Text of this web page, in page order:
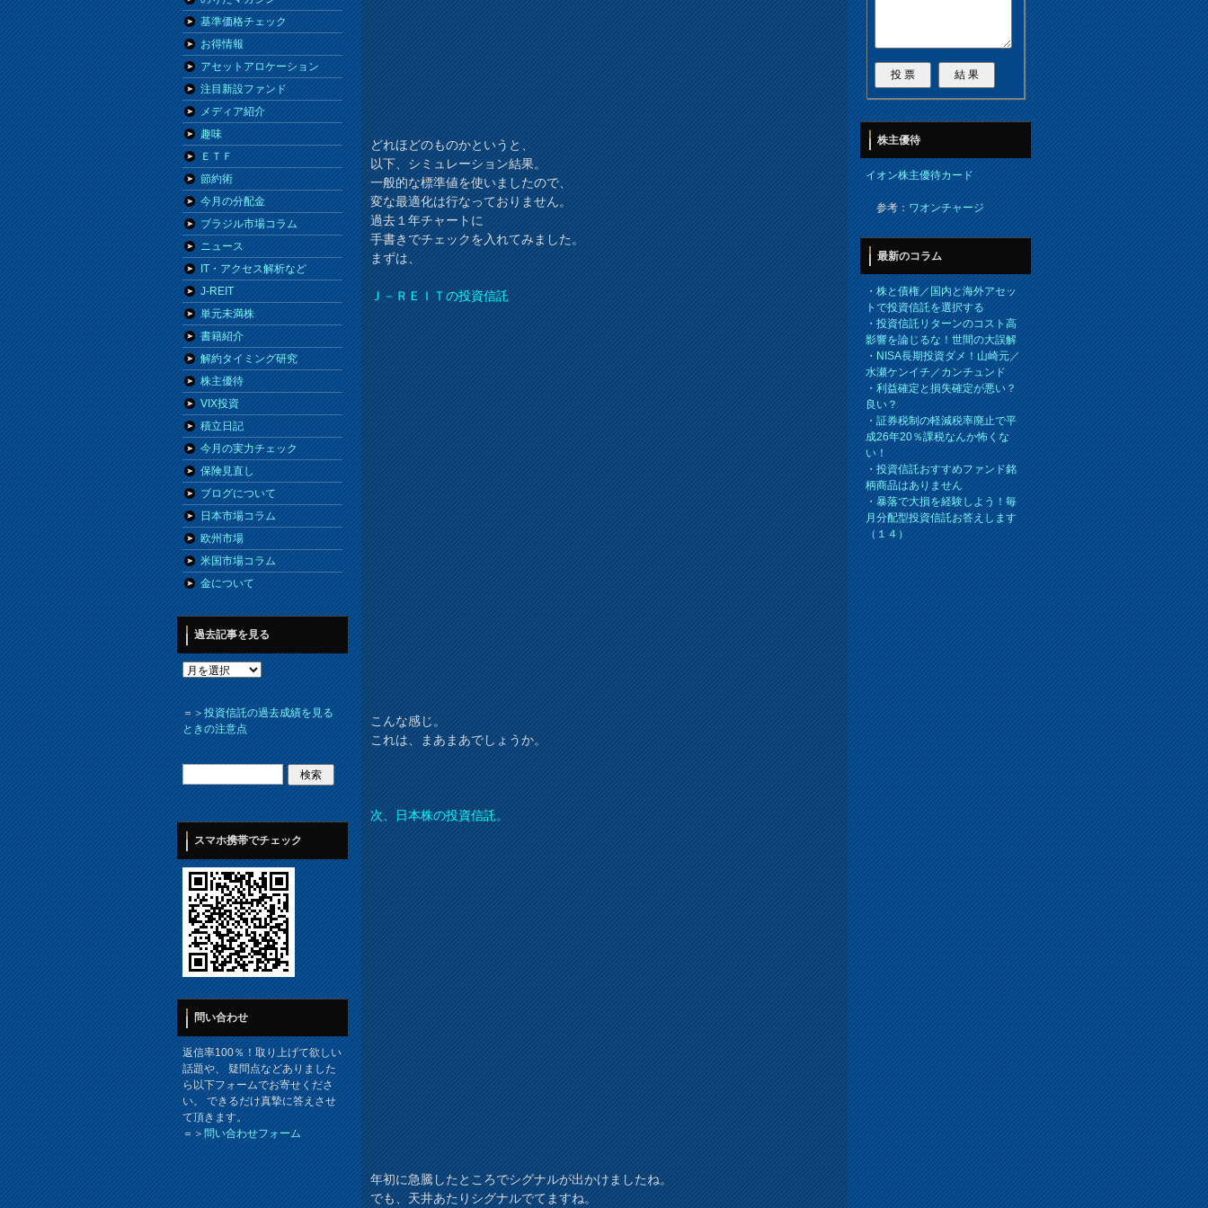
どれほどのものかというと、
以下、シミュレーション結果。
一般的な標準値を使いましたので、
変な最適化は行なっておりません。
過去１年チャートに
手書きでチェックを入れてみました。
まずは、
Ｊ－ＲＥＩＴの投資信託
こんな感じ。
これは、まあまあでしょうか。
次、日本株の投資信託。
年初に急騰したところでシグナルが出かけましたね。
でも、天井あたりシグナルでてますね。
基準価格チェック
お得情報
アセットアロケーション
注目新設ファンド
メディア紹介
趣味
ＥＴＦ
節約術
今月の分配金
ブラジル市場コラム
ニュース
IT・アクセス解析など
J-REIT
単元未満株
書籍紹介
解約タイミング研究
株主優待
VIX投資
積立日記
今月の実力チェック
保険見直し
ブログについて
日本市場コラム
欧州市場
米国市場コラム
金について
過去記事を見る
＝＞投資信託の過去成績を見る
ときの注意点
スマホ携帯でチェック
問い合わせ
返信率100％！取り上げて欲しい
話題や、 疑問点などありました
ら以下フォームでお寄せくださ
い。 できるだけ真摯に答えさせ
て頂きます。
＝＞問い合わせフォーム
株主優待
イオン株主優待カード
参考：ワオンチャージ
最新のコラム
・株と債権／国内と海外アセッ
トで投資信託を選択する
・投資信託リターンのコスト高
影響を論じるな！世間の大誤解
・NISA長期投資ダメ！山崎元／
水瀬ケンイチ／カンチュンド
・利益確定と損失確定が悪い？
良い？
・証券税制の軽減税率廃止で平
成26年20％課税なんか怖くな
い！
・投資信託おすすめファンド銘
柄商品はありません
・暴落で大損を経験しよう！毎
月分配型投資信託お答えします
（１４）